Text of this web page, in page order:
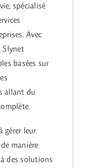
spécialisé
Avec
Slynet
basées sur
allant du
gérer leur
manière
des solutions